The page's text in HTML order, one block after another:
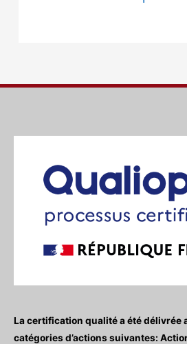
La certification qualité a été délivrée
catégories d’actions suivantes: